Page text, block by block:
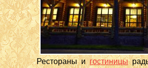
Рестораны игостиницы